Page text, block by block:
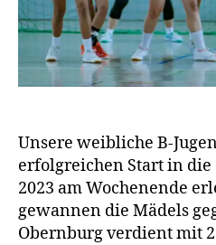
Unsere weibliche B-
erfolgreichen Start in die
2023 am Wochenende
gewannen die Mädels
Obernburg verdient mit